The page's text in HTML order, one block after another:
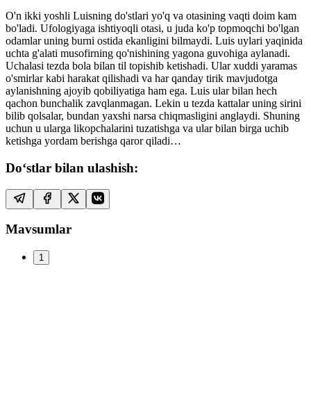
O'n ikki yoshli Luisning do'stlari yo'q va otasining vaqti doim kam
bo'ladi. Ufologiyaga ishtiyoqli otasi, u juda ko'p topmoqchi bo'lgan
odamlar uning burni ostida ekanligini bilmaydi. Luis uylari yaqinida
uchta g'alati musofirning qo'nishining yagona guvohiga aylanadi.
Uchalasi tezda bola bilan til topishib ketishadi. Ular xuddi yaramas
o'smirlar kabi harakat qilishadi va har qanday tirik mavjudotga
aylanishning ajoyib qobiliyatiga ham ega. Luis ular bilan hech
qachon bunchalik zavqlanmagan. Lekin u tezda kattalar uning sirini
bilib qolsalar, bundan yaxshi narsa chiqmasligini anglaydi. Shuning
uchun u ularga likopchalarini tuzatishga va ular bilan birga uchib
ketishga yordam berishga qaror qiladi…
Do‘stlar bilan ulashish:
Mavsumlar
1